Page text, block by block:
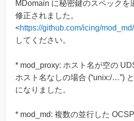
MDomain に秘密鍵のスペックを
修正されました。
<https://github.com/icing/
してください。
* mod_proxy: ホスト名が空の
ホスト名なしの場合 (“unix:/…”)
になりました。
* mod_md: 複数の並行した